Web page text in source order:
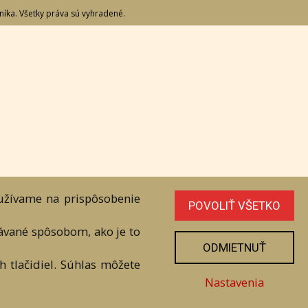
Aukcia
Všetky práva sú vyhradené.
na prispôsobenie
spôsobom, ako je to
tlačidiel. Súhlas môžete
POVOLIŤ VŠETKO
ODMIETNUŤ
Nastavenia